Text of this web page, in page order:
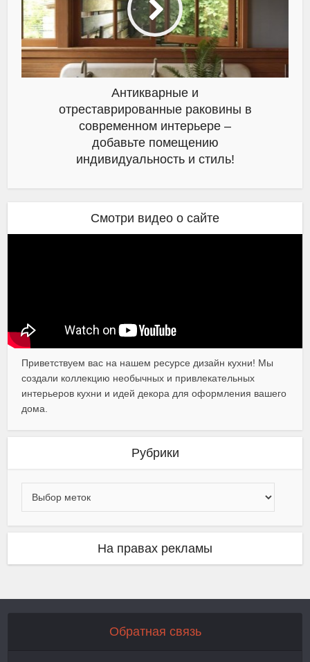
Антикварные и
отреставрированные раковины в
современном интерьере –
добавьте помещению
индивидуальность и стиль!
Смотри видео о сайте
Приветствуем вас на нашем ресурсе дизайн кухни! Мы
создали коллекцию необычных и привлекательных
интерьеров кухни и идей декора для оформления вашего
дома.
Рубрики
На правах рекламы
Обратная связь